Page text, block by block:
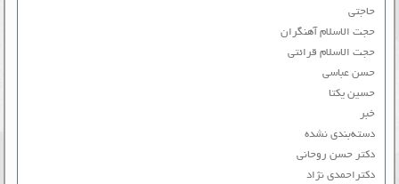
حاجتی
حجت الاسلام آهنگران
حجت الاسلام قرائتی
حسن عباسی
حسین یکتا
خبر
دسته‌بندی نشده
دکتر حسن روحانی
دکتراحمدی نژاد